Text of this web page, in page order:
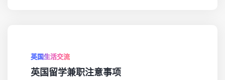
英国生活交流
英国留学兼职注意事项